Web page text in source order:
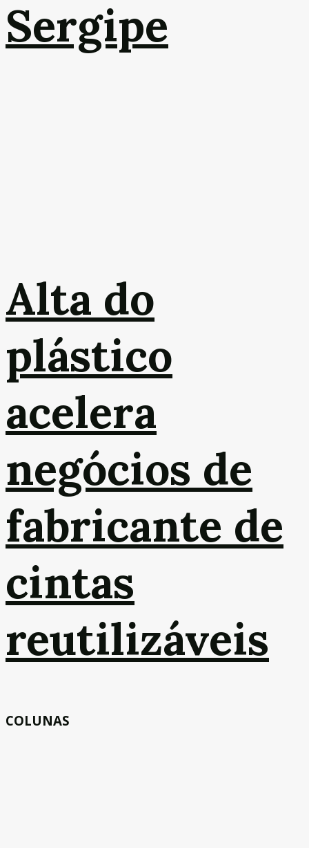
Sergipe
Alta do
plástico
acelera
negócios de
fabricante de
cintas
reutilizáveis
COLUNAS